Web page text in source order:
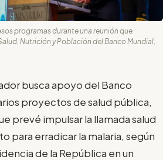
programas durante una reunión que
Nutrición y Población del Banco Mundial,
busca apoyo del Banco
proyectos de salud pública,
prevé impulsar la llamada salud
para erradicar la malaria, según
de la República en un